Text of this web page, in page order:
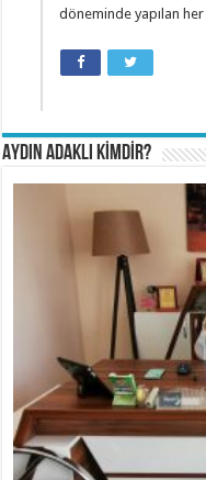
döneminde yapılan
AYDIN ADAKLI KİMDİR?